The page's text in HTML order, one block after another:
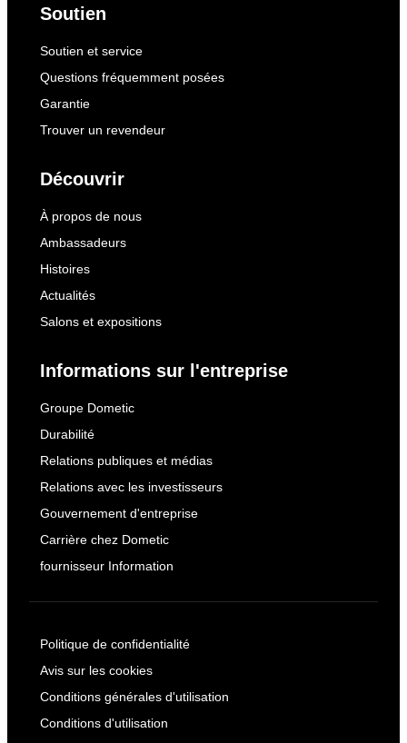
Soutien
Soutien et service
Questions fréquemment posées
Garantie
Trouver un revendeur
Découvrir
À propos de nous
Ambassadeurs
Histoires
Actualités
Salons et expositions
Informations sur l'entreprise
Groupe Dometic
Durabilité
Relations publiques et médias
Relations avec les investisseurs
Gouvernement d'entreprise
Carrière chez Dometic
fournisseur Information
Politique de confidentialité
Avis sur les cookies
Conditions générales d'utilisation
Conditions d'utilisation